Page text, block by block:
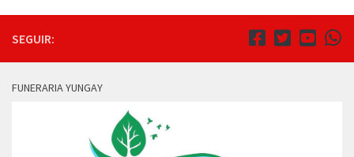
SEGUIR:
FUNERARIA YUNGAY